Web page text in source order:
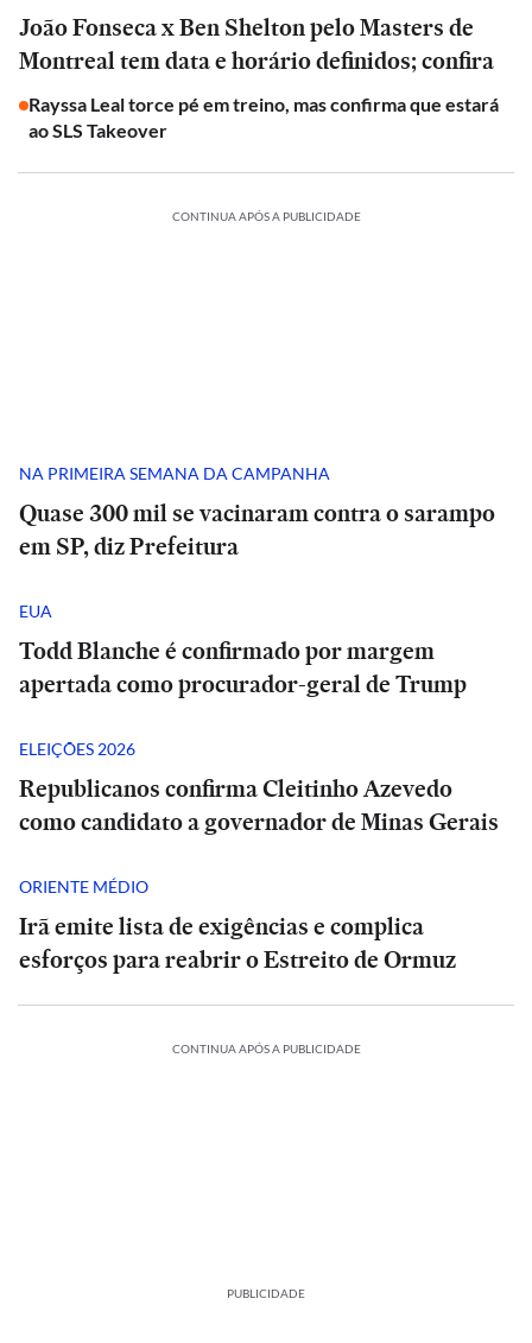
João Fonseca x Ben Shelton pelo Masters de
Montreal tem data e horário definidos; confira
Rayssa Leal torce pé em treino, mas confirma que estará
ao SLS Takeover
CONTINUA APÓS A PUBLICIDADE
NA PRIMEIRA SEMANA DA CAMPANHA
Quase 300 mil se vacinaram contra o sarampo
em SP, diz Prefeitura
EUA
Todd Blanche é confirmado por margem
apertada como procurador-geral de Trump
ELEIÇÕES 2026
Republicanos confirma Cleitinho Azevedo
como candidato a governador de Minas Gerais
ORIENTE MÉDIO
Irã emite lista de exigências e complica
esforços para reabrir o Estreito de Ormuz
CONTINUA APÓS A PUBLICIDADE
PUBLICIDADE